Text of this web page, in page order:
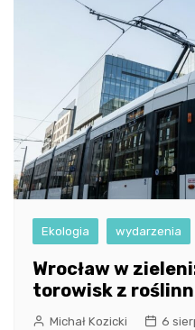
Ekologia wydarzenia
Wrocław w
torowisk z
Michał Kozicki 6